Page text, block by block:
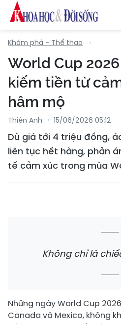
Khám phá - Thể thao
World Cup
kiếm tiền từ
hâm mộ
Thiên Anh 15/06/2026 05:12
Dù giá tới 4 triệu đồng,
liên tục hết hàng, phản
tế cảm xúc trong mùa
Không chỉ là
Những ngày World Cup
Canada và Mexico, không